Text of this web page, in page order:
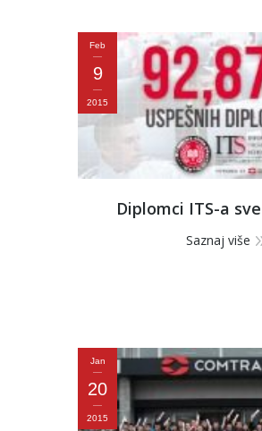
Feb
9
2015
Diplomci ITS-a
Saznaj više
Jan
20
2015